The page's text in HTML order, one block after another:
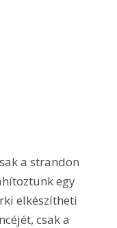
a strandon
egy
elkészítheti
csak a